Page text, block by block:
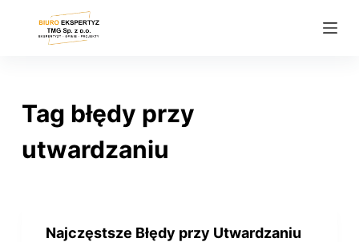
Tag błędy przy
utwardzaniu
Najczęstsze Błędy przy Utwardzaniu